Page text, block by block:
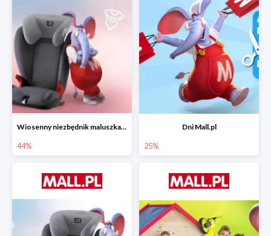
Wiosenny niezbędnik maluszka do -44% taniej
44%
Dni Mall.pl
25%